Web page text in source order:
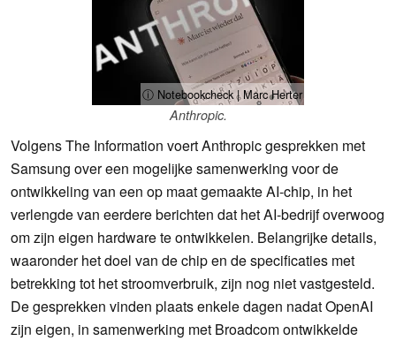
ⓘ Notebookcheck | Marc Herter
Anthropic.
Volgens The Information voert Anthropic gesprekken met
Samsung over een mogelijke samenwerking voor de
ontwikkeling van een op maat gemaakte AI-chip, in het
verlengde van eerdere berichten dat het AI-bedrijf overwoog
om zijn eigen hardware te ontwikkelen. Belangrijke details,
waaronder het doel van de chip en de specificaties met
betrekking tot het stroomverbruik, zijn nog niet vastgesteld.
De gesprekken vinden plaats enkele dagen nadat OpenAI
zijn eigen, in samenwerking met Broadcom ontwikkelde